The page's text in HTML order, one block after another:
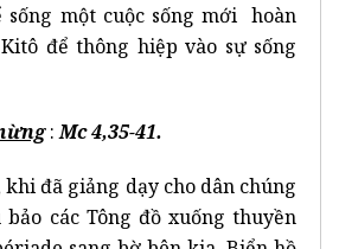
sống một cuộc sống mới hoàn
để thông hiệp vào sự sống
:Mc 4,35-41.
đã giảng dạy cho dân chúng
bảo các Tông đồ xuống thuyền